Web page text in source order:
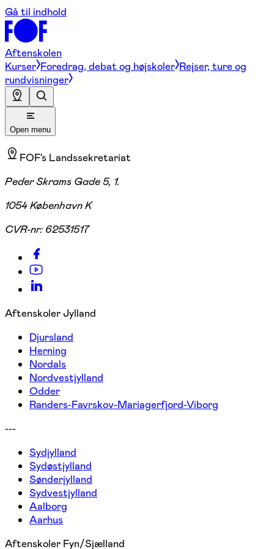
Gå til indhold
Aftenskolen
Kurser Foredrag, debat og højskoler Rejser, ture og
rundvisninger
Open menu
FOF's Landssekretariat
Peder Skrams Gade 5, 1.
1054 København K
CVR-nr: 62531517
Aftenskoler Jylland
Djursland
Herning
Nordals
Nordvestjylland
Odder
Randers-Favrskov-Mariagerfjord-Viborg
---
Sydjylland
Sydøstjylland
Sønderjylland
Sydvestjylland
Aalborg
Aarhus
Aftenskoler Fyn/Sjælland